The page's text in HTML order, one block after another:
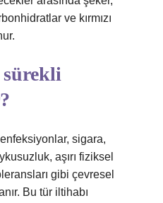
ve kırmızı
enfeksiyonlar, sigara,
aşırı fiziksel
gibi çevresel
Bu tür iltihabı